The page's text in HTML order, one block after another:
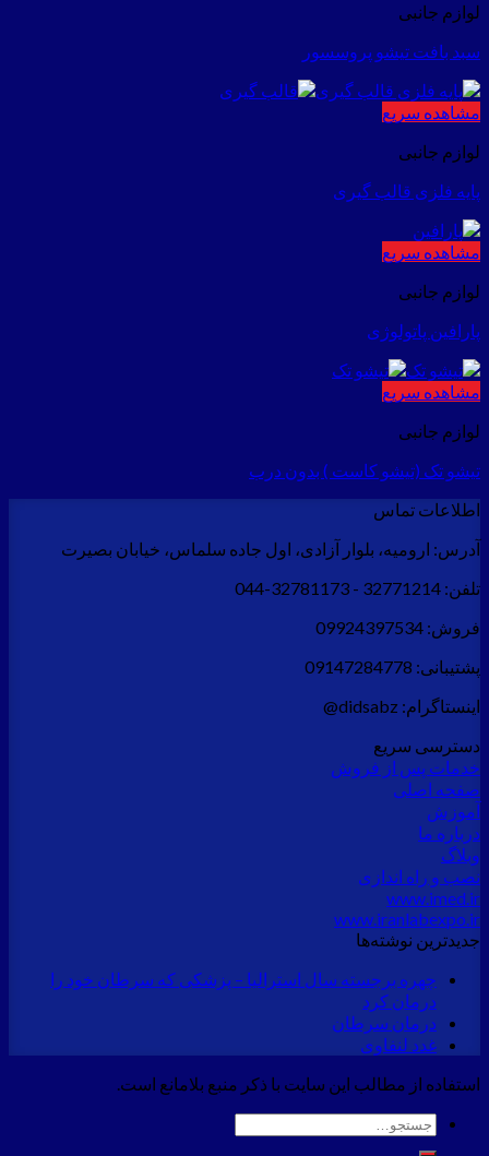
لوازم جانبی
سبد بافت تیشو پروسسور
مشاهده سریع
لوازم جانبی
پایه فلزی قالب گیری
مشاهده سریع
لوازم جانبی
پارافین پاتولوژی
مشاهده سریع
لوازم جانبی
تیشو تک (تیشو کاست ) بدون درب
اطلاعات تماس
آدرس: ارومیه، بلوار آزادی، اول جاده سلماس، خیابان بصیرت
تلفن: 32771214 - 32781173-044
فروش: 09924397534
پشتیبانی: 09147284778
اینستاگرام: didsabz@
دسترسی سریع
خدمات پس از فروش
صفحه اصلی
آموزش
درباره ما
وبلاگ
نصب و راه اندازی
www.imed.ir
www.iranlabexpo.ir
جدید‌ترین نوشته‌ها
چهره برجسته سال استرالیا – پزشکی که سرطان خود را
درمان کرد
درمان سرطان
غدد لنفاوی
استفاده از مطالب این سایت با ذکر منبع بلامانع است.
جستجو